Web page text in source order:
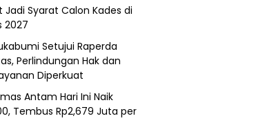
Jadi Syarat Calon Kades di
2027
Setujui Raperda
Perlindungan Hak dan
Diperkuat
Antam Hari Ini Naik
Tembus Rp2,679 Juta per